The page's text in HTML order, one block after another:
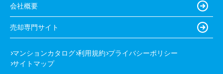
会社概要
売却専門サイト
マンションカタログ 利用規約 プライバシーポリシー
サイトマップ